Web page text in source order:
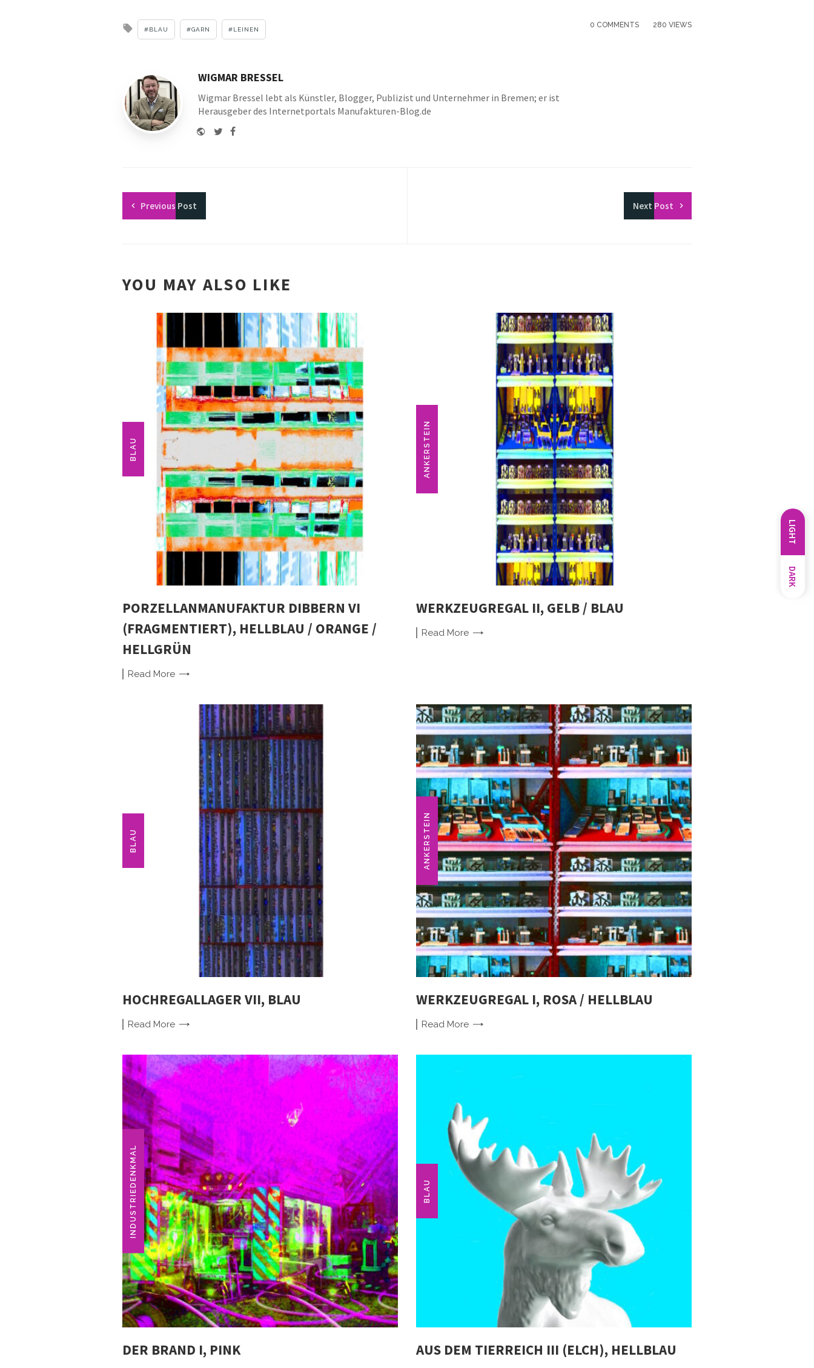
LIGHT
DARK
Tagged
BLAU GARN LEINEN
0 COMMENTS 280 VIEWS
WIGMAR BRESSEL
Wigmar Bressel lebt als Künstler, Blogger, Publizist und Unternehmer in Bremen; er ist
Herausgeber des Internetportals Manufakturen-Blog.de
Website
TwitterFacebook
Previous Post Next Post
YOU MAY ALSO LIKE
BLAU
PORZELLANMANUFAKTUR DIBBERN VI
(FRAGMENTIERT), HELLBLAU / ORANGE /
HELLGRÜN
Read More
ANKERSTEIN
WERKZEUGREGAL II, GELB / BLAU
Read More
BLAU
HOCHREGALLAGER VII, BLAU
Read More
ANKERSTEIN
WERKZEUGREGAL I, ROSA / HELLBLAU
Read More
INDUSTRIEDENKMAL
DER BRAND I, PINK
BLAU
AUS DEM TIERREICH III (ELCH), HELLBLAU